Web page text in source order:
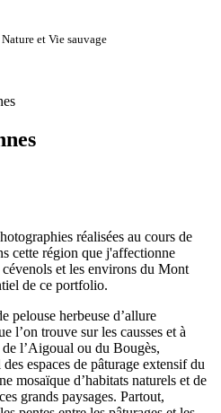
et Vie sauvage
réalisées au cours de
cette région que j'affectionne
et les environs du Mont
de ce portfolio.
pelouse herbeuse d’allure
l’on trouve sur les causses et à
l’Aigoual ou du Bougès,
espaces de pâturage extensif du
mosaïque d’habitats naturels et de
grands paysages. Partout,